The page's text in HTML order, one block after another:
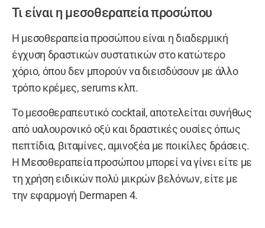
Τι είναι η μεσοθεραπεία προσώπου
Η μεσοθεραπεία προσώπου είναι η διαδερμική
έγχυση δραστικών συστατικών στο κατώτερο
χόριο, όπου δεν μπορούν να διεισδύσουν με άλλο
τρόπο κρέμες, serums κλπ.
Το μεσοθεραπευτικό cocktail, αποτελείται συνήθως
από υαλουρονικό οξύ και δραστικές ουσίες όπως
πεπτίδια, βιταμίνες, αμινοξέα με ποικίλες δράσεις.
Η Μεσοθεραπεία προσώπου μπορεί να γίνει είτε με
τη χρήση ειδικών πολύ μικρών βελόνων, είτε με
την εφαρμογή Dermapen 4.